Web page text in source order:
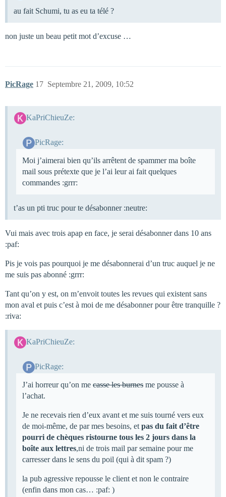
au fait Schumi, tu as eu ta télé ?
non juste un beau petit mot d’excuse …
PicRage Septembre 21, 2009, 10:52
17
KaPriChieuZe:
PicRage:
Moi j’aimerai bien qu’ils arrêtent de spammer ma boîte
mail sous prétexte que je l’ai leur ai fait quelques
commandes :grrr:
t’as un pti truc pour te désabonner :neutre:
Vui mais avec trois apap en face, je serai désabonner dans 10 ans
:paf:
Pis je vois pas pourquoi je me désabonnerai d’un truc auquel je ne
me suis pas abonné :grrr:
Tant qu’on y est, on m’envoit toutes les revues qui existent sans
mon aval et puis c’est à moi de me désabonner pour être tranquille ?
:riva:
KaPriChieuZe:
PicRage:
J’ai horreur qu’on me casse les burnes me pousse à
l’achat.
Je ne recevais rien d’eux avant et me suis tourné vers eux
de moi-même, de par mes besoins, et pas du fait d’être
pourri de chèques ristourne tous les 2 jours dans la
boîte aux lettres,ni de trois mail par semaine pour me
carresser dans le sens du poil (qui à dit spam ?)
la pub agressive repousse le client et non le contraire
(enfin dans mon cas… :paf: )